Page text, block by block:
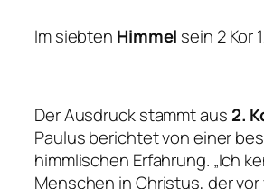
Im siebten Himmel sein 2 Kor
Der Ausdruck stammt aus 2.
Paulus berichtet von einer
himmlischen Erfahrung. „Ich
Menschen in Christus, der vor